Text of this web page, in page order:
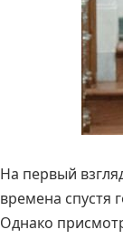
На первый
времена спустя
Однако